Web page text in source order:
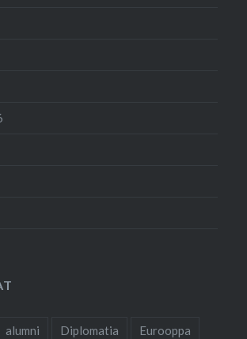
alumni Diplomatia Eurooppa